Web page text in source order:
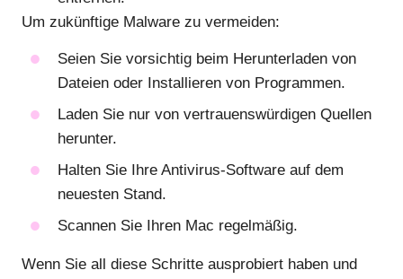
Um zukünftige Malware zu vermeiden:
Seien Sie vorsichtig beim Herunterladen von
Dateien oder Installieren von Programmen.
Laden Sie nur von vertrauenswürdigen Quellen
herunter.
Halten Sie Ihre Antivirus-Software auf dem
neuesten Stand.
Scannen Sie Ihren Mac regelmäßig.
Wenn Sie all diese Schritte ausprobiert haben und